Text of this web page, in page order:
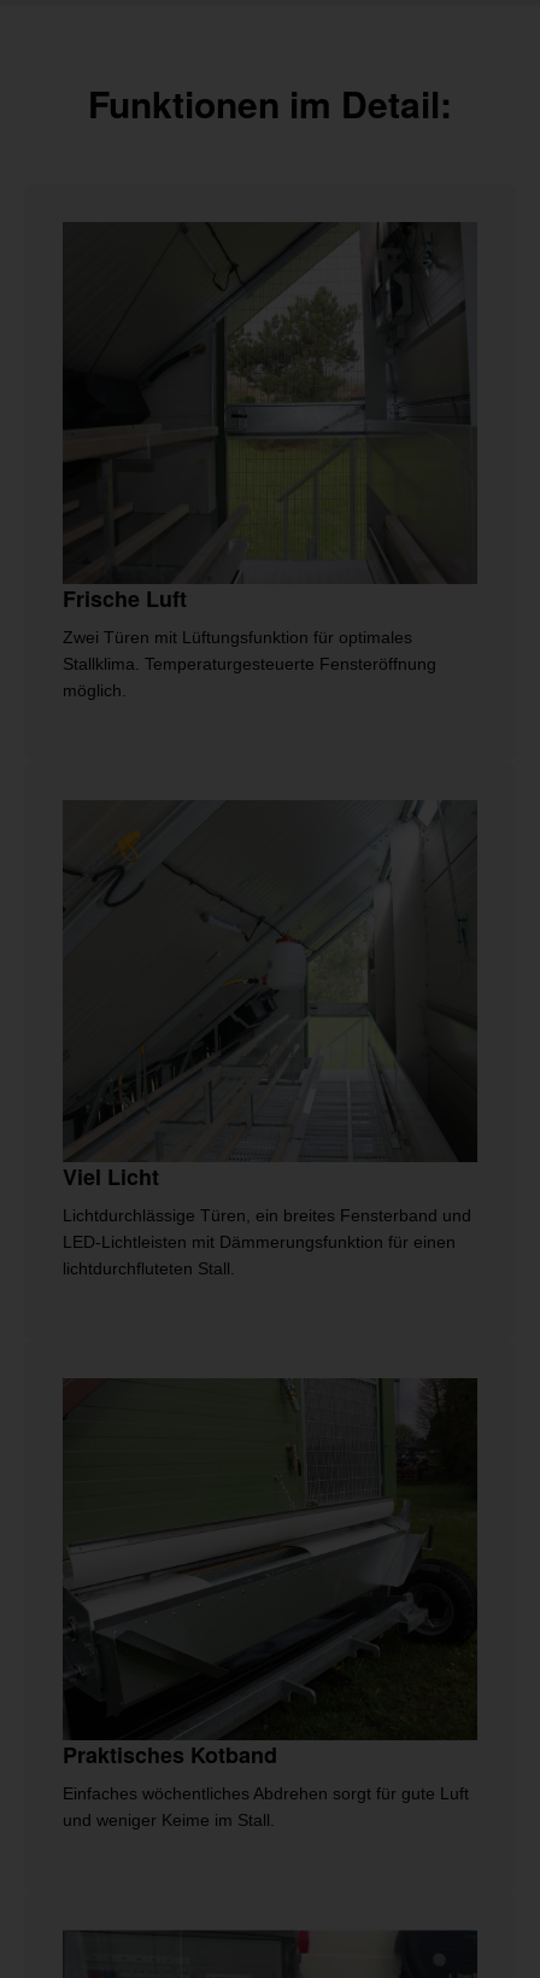
Funktionen im Detail:
Frische Luft
Zwei Türen mit Lüftungsfunktion für optimales
Stallklima. Temperaturgesteuerte Fensteröffnung
möglich.
Viel Licht
Lichtdurchlässige Türen, ein breites Fensterband und
LED-Lichtleisten mit Dämmerungsfunktion für einen
lichtdurchfluteten Stall.
Praktisches Kotband
Einfaches wöchentliches Abdrehen sorgt für gute Luft
und weniger Keime im Stall.